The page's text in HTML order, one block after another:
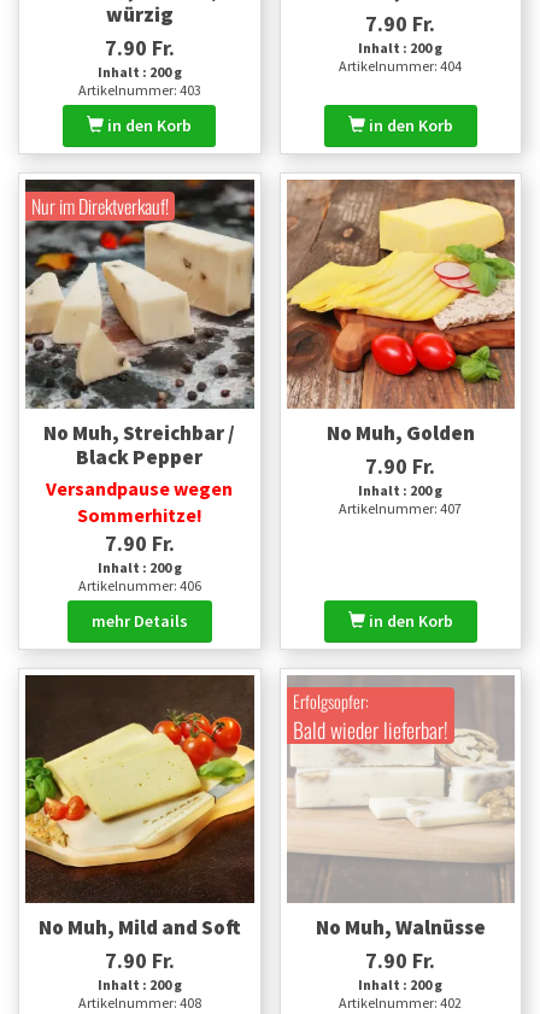
würzig
7.90 Fr.
Inhalt : 200 g
Artikelnummer: 403
in den Korb
7.90 Fr.
Inhalt : 200 g
Artikelnummer: 404
in den Korb
Nur im Direktverkauf!
No Muh, Streichbar /
Black Pepper
Versandpause wegen
Sommerhitze!
7.90 Fr.
Inhalt : 200 g
Artikelnummer: 406
mehr Details
No Muh, Golden
7.90 Fr.
Inhalt : 200 g
Artikelnummer: 407
in den Korb
No Muh, Mild and Soft
7.90 Fr.
Inhalt : 200 g
Artikelnummer: 408
Erfolgsopfer:
Bald wieder lieferbar!
No Muh, Walnüsse
7.90 Fr.
Inhalt : 200 g
Artikelnummer: 402